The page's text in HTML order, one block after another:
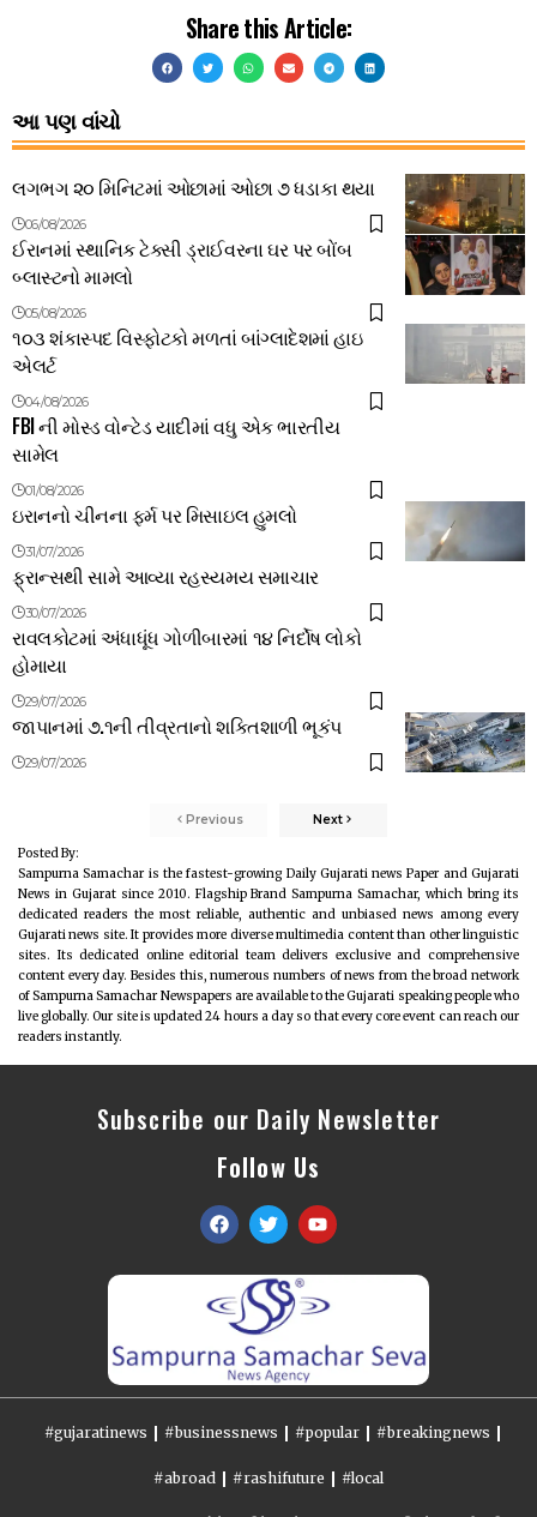
Share this Article:
આ પણ વાંચો
લગભગ ૨૦ મિનિટમાં ઓછામાં ઓછા ૭ ધડાકા થયા
06/08/2026
ઈરાનમાં સ્થાનિક ટેક્સી ડ્રાઈવરના ઘર પર બોંબ
બ્લાસ્ટનો મામલો
05/08/2026
૧૦૩ શંકાસ્પદ વિસ્ફોટકો મળતાં બાંગ્લાદેશમાં હાઇ
એલર્ટ
04/08/2026
FBI ની મોસ્ડ વોન્ટેડ યાદીમાં વધુ એક ભારતીય
સામેલ
01/08/2026
ઇરાનનો ચીનના ફર્મ પર મિસાઇલ હુમલો
31/07/2026
ફ્રાન્સથી સામે આવ્યા રહસ્યમય સમાચાર
30/07/2026
રાવલકોટમાં અંધાધૂંધ ગોળીબારમાં ૧૪ નિર્દોષ લોકો
હોમાયા
29/07/2026
જાપાનમાં ૭.૧ની તીવ્રતાનો શક્તિશાળી ભૂકંપ
29/07/2026
Previous Next
Posted By:
Sampurna Samachar is the fastest-growing Daily Gujarati news Paper and Gujarati
News in Gujarat since 2010. Flagship Brand Sampurna Samachar, which bring its
dedicated readers the most reliable, authentic and unbiased news among every
Gujarati news site. It provides more diverse multimedia content than other linguistic
sites. Its dedicated online editorial team delivers exclusive and comprehensive
content every day. Besides this, numerous numbers of news from the broad network
of Sampurna Samachar Newspapers are available to the Gujarati speaking people who
live globally. Our site is updated 24 hours a day so that every core event can reach our
readers instantly.
Subscribe our Daily Newsletter
Follow Us
#gujaratinews #businessnews #popular #breakingnews
#abroad #rashifuture #local